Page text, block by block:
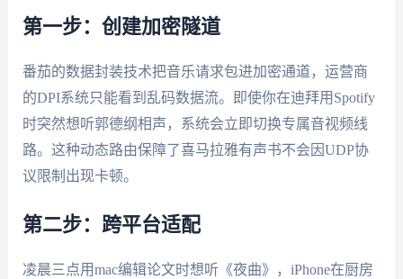
第一步：创建加密隧道
番茄的数据封装技术把音乐请求包进加密通道，运营商
的DPI系统只能看到乱码数据流。即使你在迪拜用Spotify
时突然想听郭德纲相声，系统会立即切换专属音视频线
路。这种动态路由保障了喜马拉雅有声书不会因UDP协
议限制出现卡顿。
第二步：跨平台适配
凌晨三点用mac编辑论文时想听《夜曲》，iPhone在厨房